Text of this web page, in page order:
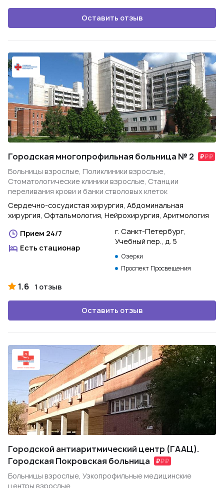
Оставить отзыв
Городская многопрофильная больница № 2
Больницы взрослые, Поликлиники взрослые,
Стоматологические клиники взрослые, Станции
переливания крови и банки стволовых клеток
Сердечно-сосудистая хирургия, Абдоминальная
хирургия, Офтальмология, Нейрохирургия, Аритмология
Прием 24/7
Есть стационар
г. Санкт-Петербург,
Учебный пер., д. 5
Озерки
Проспект Просвещения
1.6 1 отзыв
Оставить отзыв
Городской антиаритмический центр (ГААЦ).
Городская Покровская больница
Больницы взрослые, Узкопрофильные медицинские
центры взрослые